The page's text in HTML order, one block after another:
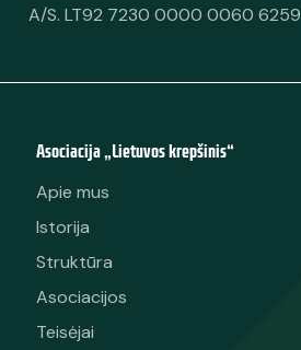
A/S. LT92 7230 0000 0060 6259
Asociacija „Lietuvos krepšinis“
Apie mus
Istorija
Struktūra
Asociacijos
Teisėjai